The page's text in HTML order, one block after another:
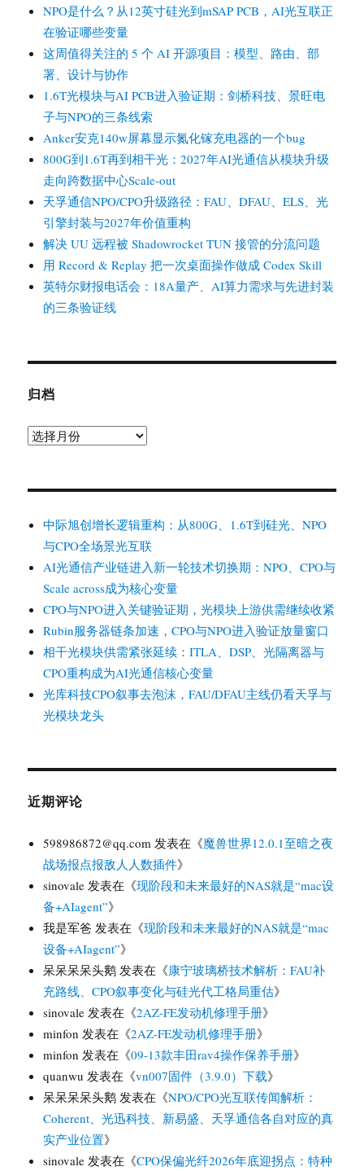
NPO是什么？从12英寸硅光到mSAP PCB，AI光互联正
在验证哪些变量
这周值得关注的 5 个 AI 开源项目：模型、路由、部
署、设计与协作
1.6T光模块与AI PCB进入验证期：剑桥科技、景旺电
子与NPO的三条线索
Anker安克140w屏幕显示氮化镓充电器的一个bug
800G到1.6T再到相干光：2027年AI光通信从模块升级
走向跨数据中心Scale-out
天孚通信NPO/CPO升级路径：FAU、DFAU、ELS、光
引擎封装与2027年价值重构
解决 UU 远程被 Shadowrocket TUN 接管的分流问题
用 Record & Replay 把一次桌面操作做成 Codex Skill
英特尔财报电话会：18A量产、AI算力需求与先进封装
的三条验证线
归档
归
中际旭创增长逻辑重构：从800G、1.6T到硅光、NPO
与CPO全场景光互联
AI光通信产业链进入新一轮技术切换期：NPO、CPO与
Scale across成为核心变量
CPO与NPO进入关键验证期，光模块上游供需继续收紧
Rubin服务器链条加速，CPO与NPO进入验证放量窗口
相干光模块供需紧张延续：ITLA、DSP、光隔离器与
CPO重构成为AI光通信核心变量
光库科技CPO叙事去泡沫，FAU/DFAU主线仍看天孚与
光模块龙头
近期评论
598986872@qq.com 发表在《魔兽世界12.0.1至暗之夜
战场报点报敌人人数插件》
sinovale 发表在《现阶段和未来最好的NAS就是“mac设
备+AIagent”》
我是军爸 发表在《现阶段和未来最好的NAS就是“mac
设备+AIagent”》
呆呆呆呆头鹅 发表在《康宁玻璃桥技术解析：FAU补
充路线、CPO叙事变化与硅光代工格局重估》
sinovale 发表在《2AZ-FE发动机修理手册》
minfon 发表在《2AZ-FE发动机修理手册》
minfon 发表在《09-13款丰田rav4操作保养手册》
quanwu 发表在《vn007固件（3.9.0）下载》
呆呆呆呆头鹅 发表在《NPO/CPO光互联传闻解析：
Coherent、光迅科技、新易盛、天孚通信各自对应的真
实产业位置》
sinovale 发表在《CPO保偏光纤2026年底迎拐点：特种